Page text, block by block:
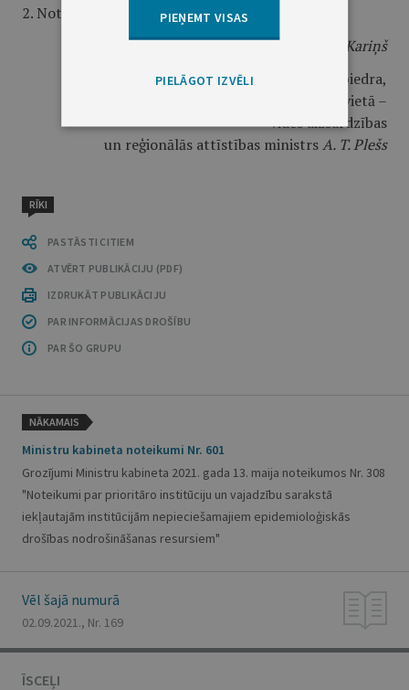
2. Noteikumi stājas spēkā 2022. gada 1. jūnijā.
Ministru prezidents
A. K. Kariņš
Ministru prezidenta biedra,
aizsardzības ministra vietā –
vides aizsardzības
un reģionālās attīstības ministrsA. T. Plešs
RĪKI
PASTĀSTI CITIEM
ATVĒRT PUBLIKĀCIJU (PDF)
IZDRUKĀT PUBLIKĀCIJU
PAR INFORMĀCIJAS DROŠĪBU
PAR ŠO GRUPU
NĀKAMAIS
Ministru kabineta noteikumi Nr. 601
Grozījumi Ministru kabineta 2021. gada 13. maija noteikumos Nr. 308
"Noteikumi par prioritāro institūciju un vajadzību sarakstā
iekļautajām institūcijām nepieciešamajiem epidemioloģiskās
drošības nodrošināšanas resursiem"
Vēl šajā numurā
02.09.2021., Nr. 169
ĪSCEĻI
PIEŅEMT VISAS
PIELĀGOT IZVĒLI